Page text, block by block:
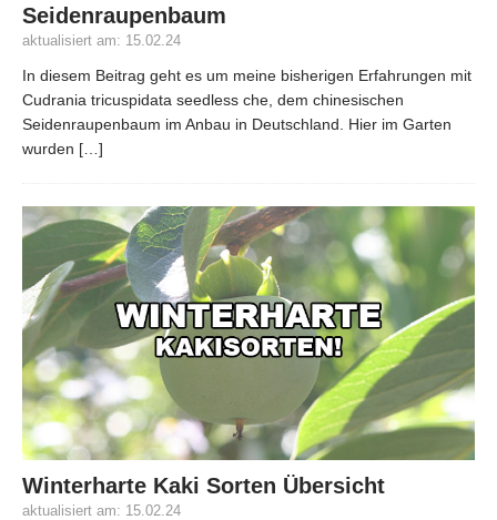
Seidenraupenbaum
aktualisiert am: 15.02.24
In diesem Beitrag geht es um meine bisherigen Erfahrungen mit
Cudrania tricuspidata seedless che, dem chinesischen
Seidenraupenbaum im Anbau in Deutschland. Hier im Garten
wurden […]
Winterharte Kaki Sorten Übersicht
aktualisiert am: 15.02.24